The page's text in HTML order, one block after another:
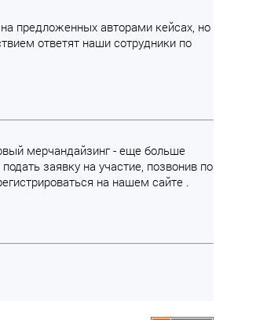
предложенных авторами кейсах, но
ответят наши сотрудники по
мерчандайзинг - еще больше
заявку на участие, позвонив по
на нашем сайте .